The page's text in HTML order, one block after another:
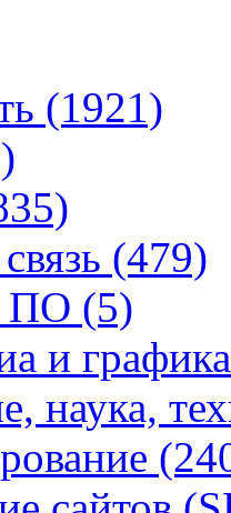
(1921)
(479)
ПО (5)
и
наука,